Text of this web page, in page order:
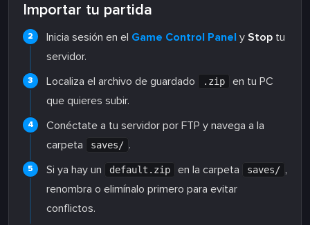
Importar tu partida
Inicia sesión en el Game Control Panel y Stop tu
servidor.
Localiza el archivo de guardado
.zip
en tu PC
que quieres subir.
Conéctate a tu servidor por FTP y navega a la
carpeta
saves/ .
Si ya hay un
default.zip en la carpeta saves/ ,
renombra o elimínalo primero para evitar
conflictos.